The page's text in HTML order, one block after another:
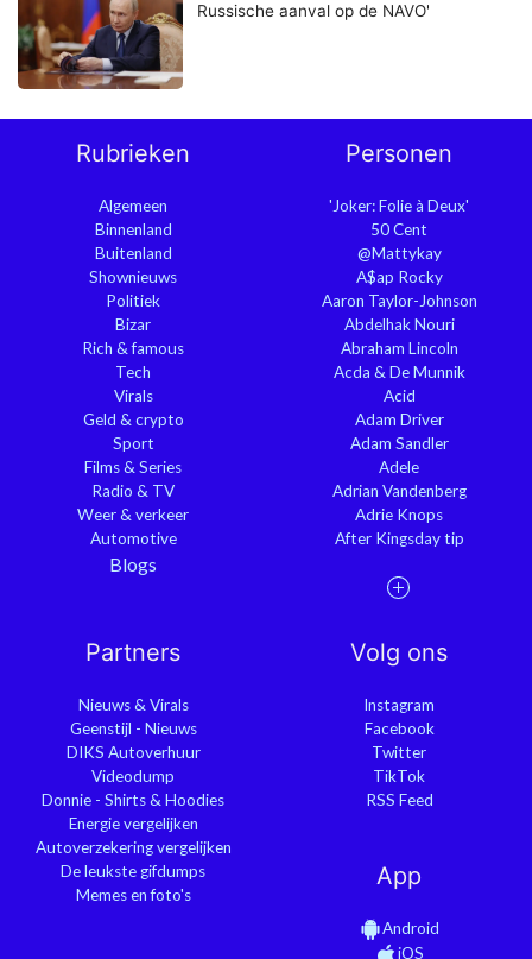
Russische aanval op de NAVO'
Rubrieken
Algemeen
Binnenland
Buitenland
Shownieuws
Politiek
Bizar
Rich & famous
Tech
Virals
Geld & crypto
Sport
Films & Series
Radio & TV
Weer & verkeer
Automotive
Blogs
Personen
'Joker: Folie à Deux'
50 Cent
@Mattykay
A$ap Rocky
Aaron Taylor-Johnson
Abdelhak Nouri
Abraham Lincoln
Acda & De Munnik
Acid
Adam Driver
Adam Sandler
Adele
Adrian Vandenberg
Adrie Knops
After Kingsday tip
Partners
Nieuws & Virals
Geenstijl - Nieuws
DIKS Autoverhuur
Videodump
Donnie - Shirts & Hoodies
Energie vergelijken
Autoverzekering vergelijken
De leukste gifdumps
Memes en foto's
Volg ons
Instagram
Facebook
Twitter
TikTok
RSS Feed
App
Android
iOS